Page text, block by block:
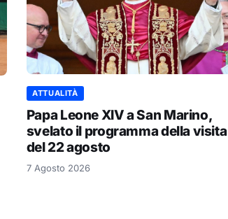
ATTUALITÀ
Papa Leone XIV a San Marino,
svelato il programma della visita
del 22 agosto
7 Agosto 2026